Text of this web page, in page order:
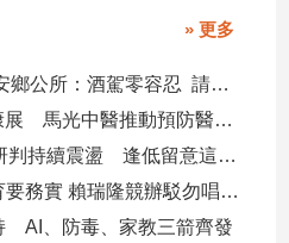
» 更多
副主任涉酒駕肇事 吉安鄉公所：酒駕零容忍 請辭獲准
攜AI科技參展高齡健康展 馬光中醫推動預防醫學迎接長壽新經濟
台股力守4萬4！法人研判持續震盪 逢低留意這些族群
柯志恩競辦批雙語教育要務實 賴瑞隆競辦駁勿唱衰高雄
AI、防毒、家教三箭齊發